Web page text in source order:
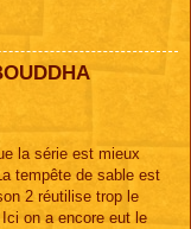
la série est mieux
tempête de sable est
2 réutilise trop le
on a encore eut le